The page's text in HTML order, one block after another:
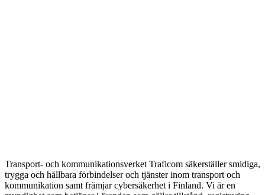
Transport- och kommunikationsverket Traficom säkerställer smidiga,
trygga och hållbara förbindelser och tjänster inom transport och
kommunikation samt främjar cybersäkerhet i Finland. Vi är en